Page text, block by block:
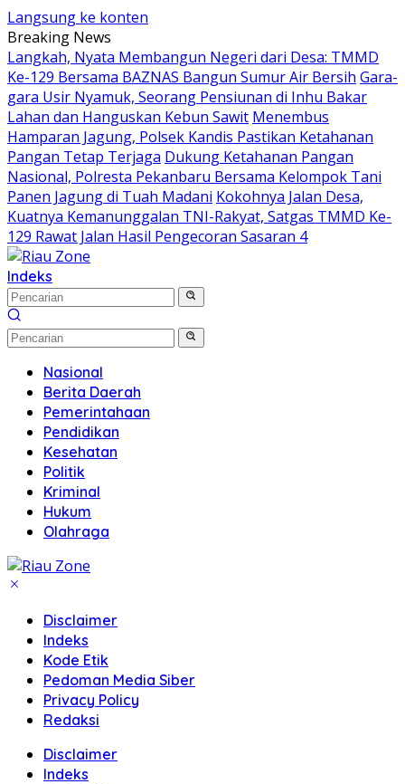
Langsung ke konten
Breaking News
Langkah, Nyata Membangun Negeri dari Desa: TMMD
Ke-129 Bersama BAZNAS Bangun Sumur Air Bersih Gara-
gara Usir Nyamuk, Seorang Pensiunan di Inhu Bakar
Lahan dan Hanguskan Kebun Sawit Menembus
Hamparan Jagung, Polsek Kandis Pastikan Ketahanan
Pangan Tetap Terjaga Dukung Ketahanan Pangan
Nasional, Polresta Pekanbaru Bersama Kelompok Tani
Panen Jagung di Tuah Madani Kokohnya Jalan Desa,
Kuatnya Kemanunggalan TNI-Rakyat, Satgas TMMD Ke-
129 Rawat Jalan Hasil Pengecoran Sasaran 4
Indeks
Nasional
Berita Daerah
Pemerintahaan
Pendidikan
Kesehatan
Politik
Kriminal
Hukum
Olahraga
Disclaimer
Indeks
Kode Etik
Pedoman Media Siber
Privacy Policy
Redaksi
Disclaimer
Indeks